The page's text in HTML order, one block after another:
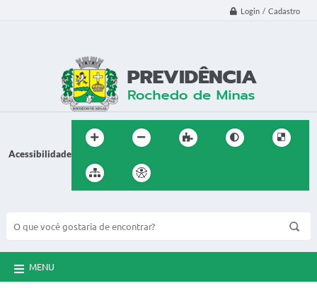
Login / Cadastro
Acessibilidade
MENU